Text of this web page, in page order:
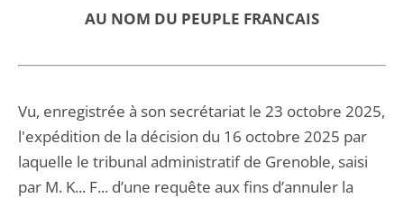
AU NOM DU PEUPLE FRANCAIS
Vu, enregistrée à son secrétariat le 23 octobre 2025,
l'expédition de la décision du 16 octobre 2025 par
laquelle le tribunal administratif de Grenoble, saisi
par M. K... F... d’une requête aux fins d’annuler la